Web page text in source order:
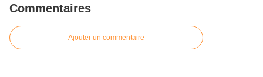
Commentaires
Ajouter un commentaire